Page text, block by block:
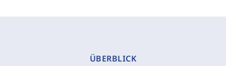
ÜBERBLICK